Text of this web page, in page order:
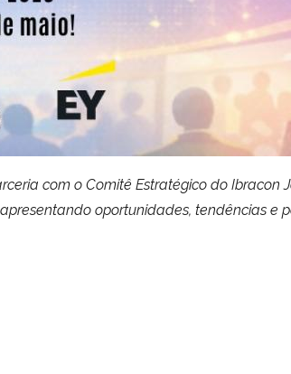
com o Comitê Estratégico do Ibracon
oportunidades, tendências e